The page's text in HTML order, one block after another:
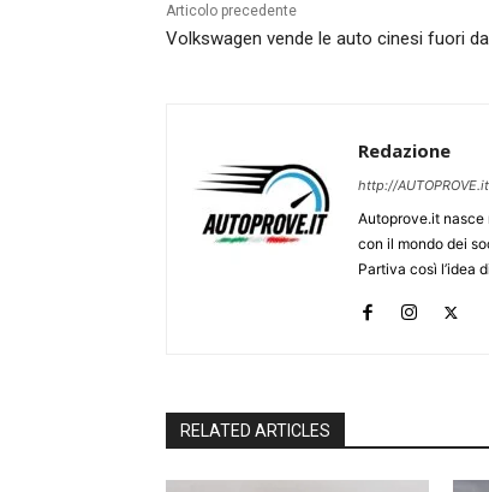
Articolo precedente
Volkswagen vende le auto cinesi fuori
Redazione
http://AUTOPROVE.it
Autoprove.it nasce
con il mondo dei
Partiva così l’idea
RELATED ARTICLES